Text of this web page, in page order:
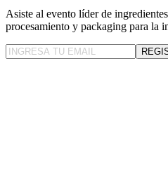
Asiste al evento líderde
procesamiento y packaging para la